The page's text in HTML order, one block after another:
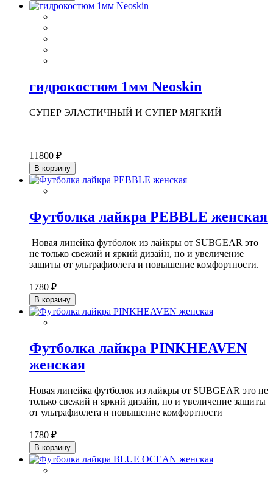
гидрокостюм 1мм Neoskin
СУПЕР ЭЛАСТИЧНЫЙ И СУПЕР МЯГКИЙ
11800 ₽
В корзину
Футболка лайкра PEBBLE женская
Новая линейка футболок из лайкры от SUBGEAR это
не только свежий и яркий дизайн, но и увеличение
защиты от ультрафиолета и повышение комфортности.
1780 ₽
В корзину
Футболка лайкра PINKHEAVEN
женская
Новая линейка футболок из лайкры от SUBGEAR это не
только свежий и яркий дизайн, но и увеличение защиты
от ультрафиолета и повышение комфортности
1780 ₽
В корзину